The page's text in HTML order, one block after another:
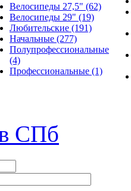
Велосипеды 27,5" (62)
Велосипеды 29" (19)
Любительские (191)
Начальные (277)
Полупрофессиональные
(4)
Профессиональные (1)
СПб